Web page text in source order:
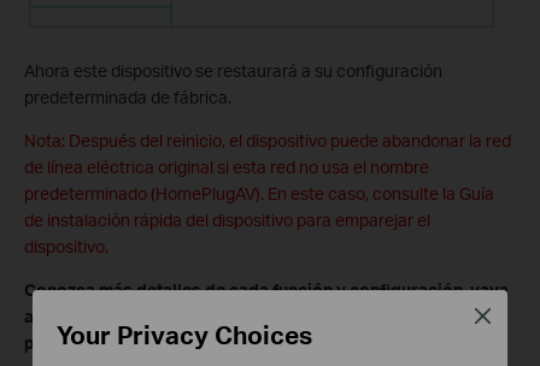
Ahora este dispositivo se restaurará a su configuración
predeterminada de fábrica.
Nota: Después del reinicio, el dispositivo puede abandonar la red
de línea eléctrica original si esta red no usa el nombre
predeterminado (HomePlugAV). En este caso, consulte la Guía
de instalación rápida del dispositivo para emparejar el
dispositivo.
Conozca más detalles de cada función y configuración, vaya
al
producto.
Your Privacy Choices
Close